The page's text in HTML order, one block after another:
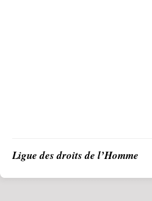
Ligue des droits de l’Homme